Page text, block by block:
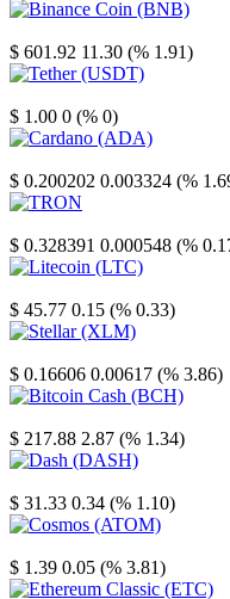
$ 601.92 11.30 (% 1.91)
$ 1.00 0 (% 0)
$ 0.200202 0.003324 (%
$ 0.328391 0.000548 (%
$ 45.77 0.15 (% 0.33)
$ 0.16606 0.00617 (% 3.86)
$ 217.88 2.87 (% 1.34)
$ 31.33 0.34 (% 1.10)
$ 1.39 0.05 (% 3.81)